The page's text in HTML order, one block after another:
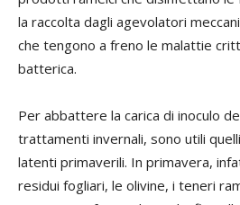
la raccolta dagli agevolatori
che tengono a freno le malattie
batterica.
Per abbattere la carica di inoculo
trattamenti invernali, sono utili
latenti primaverili. In primavera,
residui fogliari, le olivine, i teneri